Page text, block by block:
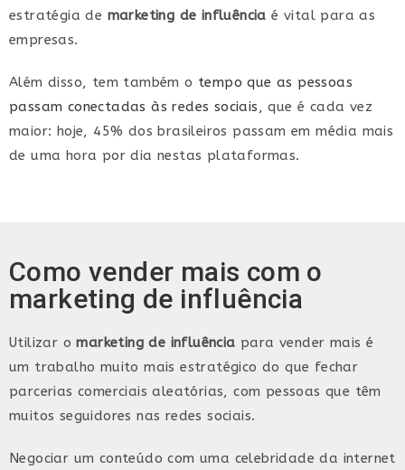
estratégia de marketing de influência é vital para as
empresas.
Além disso, tem também o tempo que as pessoas
passam conectadas às redes sociais, que é cada vez
maior: hoje, 45% dos brasileiros passam em média mais
de uma hora por dia nestas plataformas.
Como vender mais com o
marketing de influência
Utilizar omarketing de influência para vender mais é
um trabalho muito mais estratégico do que fechar
parcerias comerciais aleatórias, com pessoas que têm
muitos seguidores nas redes sociais.
Negociar um conteúdo com uma celebridade da internet